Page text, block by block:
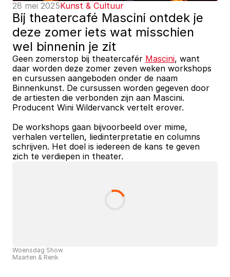
28 mei 2025Kunst & Cultuur
Bij theatercafé Mascini ontdek je
deze zomer iets wat misschien
wel binnenin je zit
Geen zomerstop bij theatercafér Mascini, want
daar worden deze zomer zeven weken workshops
en cursussen aangeboden onder de naam
Binnenkunst. De cursussen worden gegeven door
de artiesten die verbonden zijn aan Mascini.
Producent Wini Wildervanck vertelt erover.
De workshops gaan bijvoorbeeld over mime,
verhalen vertellen, liedinterpretatie en columns
schrijven. Het doel is iedereen de kans te geven
zich te verdiepen in theater.
Woensdag Show
Maarten & Renk